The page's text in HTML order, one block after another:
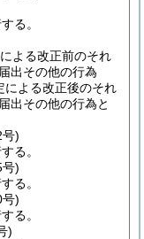
る。
よる改正前のそれ
出その他の行為
による改正後のそれ
出その他の行為と
)
る。
)
る。
)
る。
)